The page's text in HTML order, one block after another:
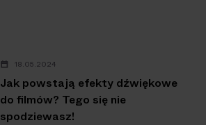
18.05.2024
Jak powstają efekty dźwiękowe
do filmów? Tego się nie
spodziewasz!